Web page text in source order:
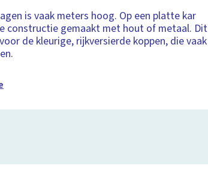
is vaak meters hoog. Op een platte kar
constructie gemaakt met hout of metaal. Dit
de kleurige, rijkversierde koppen, die vaak